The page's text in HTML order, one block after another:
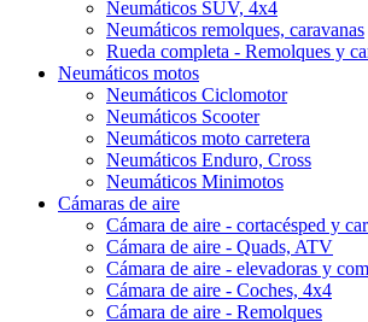
Neumáticos SUV, 4x4
Neumáticos remolques, caravanas
Rueda completa - Remolques y
Neumáticos motos
Neumáticos Ciclomotor
Neumáticos Scooter
Neumáticos moto carretera
Neumáticos Enduro, Cross
Neumáticos Minimotos
Cámaras de aire
Cámara de aire - cortacésped y
Cámara de aire - Quads, ATV
Cámara de aire - elevadoras y
Cámara de aire - Coches, 4x4
Cámara de aire - Remolques